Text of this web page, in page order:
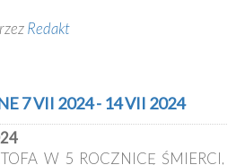
Redakt
7 VII 2024 - 14 VII 2024
W 5 ROCZNICĘ ŚMIERCI,